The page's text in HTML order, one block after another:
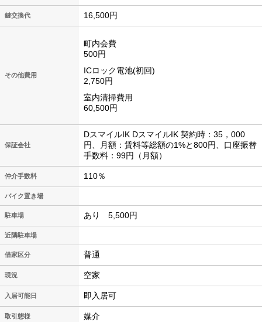
鍵交換代 16,500円
その他費用
町内会費
500円
ICロック電池(初回)
2,750円
室内清掃費用
60,500円
保証会社
DスマイルIK DスマイルIK 契約時：35，000
円、月額：賃料等総額の1%と800円、口座振替
手数料：99円（月額）
仲介手数料 110％
バイク置き場
駐車場 あり 5,500円
近隣駐車場
借家区分 普通
現況 空家
入居可能日 即入居可
取引態様 媒介